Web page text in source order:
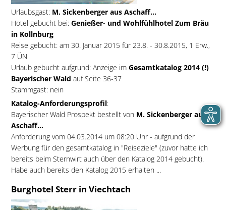
Urlaubsgast: M. Sickenberger aus Aschaff...
Hotel gebucht bei: Genießer- und Wohlfühlhotel Zum Bräu
in Kollnburg
Reise gebucht: am 30. Januar 2015 für 23.8. - 30.8.2015, 1 Erw.,
7 ÜN
Urlaub gebucht aufgrund: Anzeige im Gesamtkatalog 2014 (!)
Bayerischer Wald auf Seite 36-37
Stammgast: nein
Katalog-Anforderungsprofil:
Bayerischer Wald Prospekt bestellt von M. Sickenberger aus
Aschaff...
Anforderung vom 04.03.2014 um 08:20 Uhr - aufgrund der
Werbung für den gesamtkatalog in "Reiseziele" (zuvor hatte ich
bereits beim Sternwirt auch über den Katalog 2014 gebucht).
Habe auch bereits den Katalog 2015 erhalten ...
Burghotel Sterr in Viechtach